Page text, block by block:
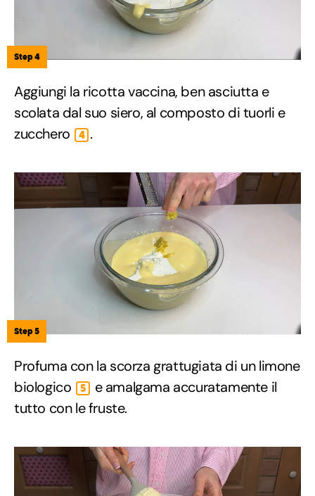
Step 4
Aggiungi la ricotta vaccina, ben asciutta e
scolata dal suo siero, al composto di tuorli e
zucchero
4 .
Step 5
Profuma con la scorza grattugiata di un limone
biologico
5
e amalgama accuratamente il
tutto con le fruste.